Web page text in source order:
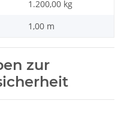
1.200,00 kg
1,00 m
zur